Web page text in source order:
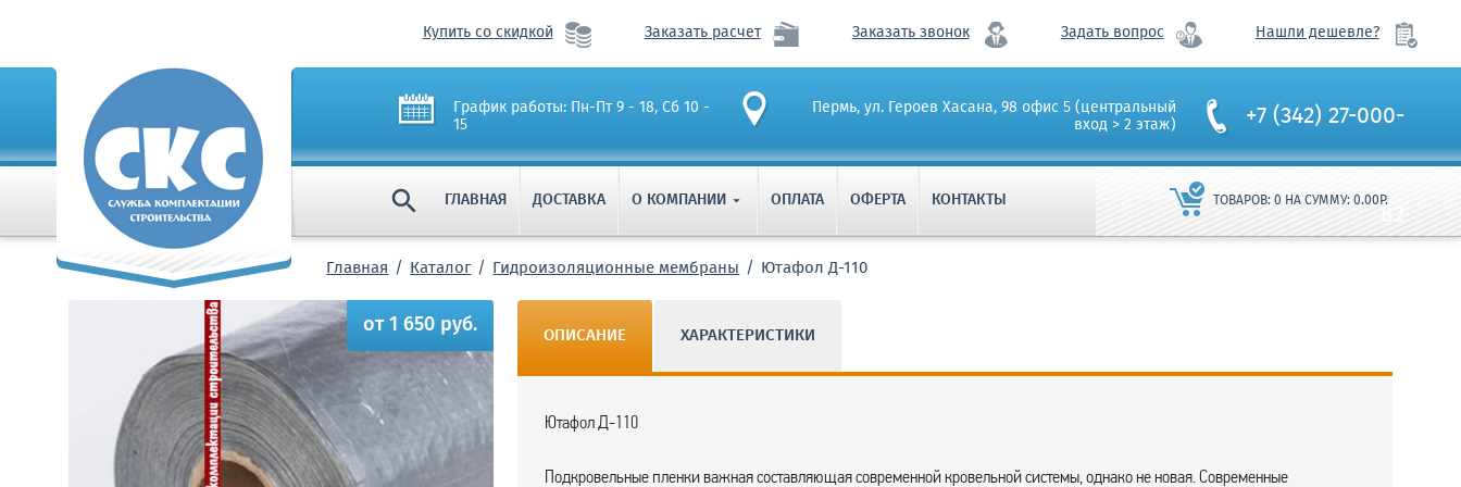
Купить со скидкой Заказать расчет Заказать звонок Задать вопрос Нашли дешевле?
График работы: Пн-Пт 9 - 18, Сб 10 -
15
Пермь, ул. Героев Хасана, 98 офис 5 (центральный
вход > 2 этаж) +7 (342) 27-000-
82
 ГЛАВНАЯ ДОСТАВКА О КОМПАНИИ  ОПЛАТА ОФЕРТА КОНТАКТЫ ТОВАРОВ:0 НА СУММУ:0.00Р.
Главная Каталог Гидроизоляционные мембраны Ютафол Д-110
от 1 650 руб. ОПИСАНИЕ ХАРАКТЕРИСТИКИ
Ютафол Д-110
Подкровельные пленки важная составляющая современной кровельной системы, однако не новая. Современные